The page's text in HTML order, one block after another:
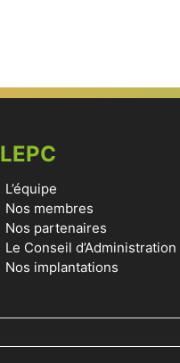
LEPC
L’équipe
Nos membres
Nos partenaires
Le Conseil d’Administration
Nos implantations